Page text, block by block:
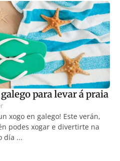
para levar á praia
xogo en galego! Este verán,
podes xogar e divertirte na
día ...